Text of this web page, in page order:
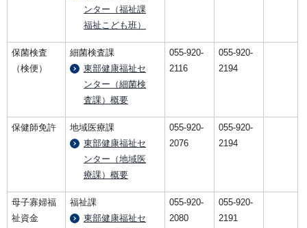
ンター（福祉課
福祉こども班）
保菌検査
（検便）
細菌検査課
東部健康福祉セ
ンター（細菌検
査課）概要
055-920-
2116
055-920-
2194
保健師免許
地域医療課
東部健康福祉セ
ンター（地域医
療課）概要
055-920-
2076
055-920-
2194
母子寡婦福
祉資金
福祉課
東部健康福祉セ
055-920-
2080
055-920-
2191